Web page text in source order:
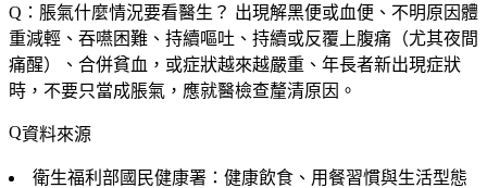
Q：脹氣什麼情況要看醫生？ 出現解黑便或血便、不明原因體
重減輕、吞嚥困難、持續嘔吐、持續或反覆上腹痛（尤其夜間
痛醒）、合併貧血，或症狀越來越嚴重、年長者新出現症狀
時，不要只當成脹氣，應就醫檢查釐清原因。
資料來源
衛生福利部國民健康署：健康飲食、用餐習慣與生活型態